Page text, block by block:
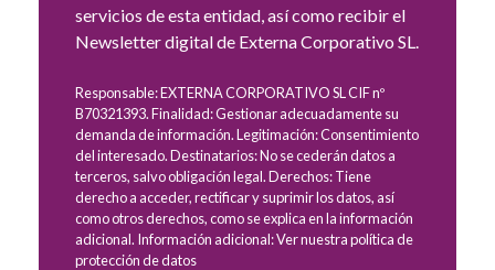
servicios de esta entidad, así como recibir el
Newsletter digital de Externa Corporativo SL.
Responsable: EXTERNA CORPORATIVO SL CIF nº
B70321393. Finalidad: Gestionar adecuadamente su
demanda de información. Legitimación: Consentimiento
del interesado. Destinatarios: No se cederán datos a
terceros, salvo obligación legal. Derechos: Tiene
derecho a acceder, rectificar y suprimir los datos, así
como otros derechos, como se explica en la información
adicional. Información adicional: Ver nuestra política de
protección de datos